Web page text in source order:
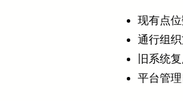
现有点
通行组
旧系统
平台管